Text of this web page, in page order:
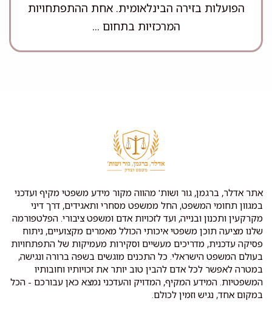
הפועלות בזירה הבינלאומית. אחת ההתפתחויות
המרכזיות בתחום ...
אתר אדלר, ברגמן, גור ושות' מהווה מקור מידע משפטי מקיף ועדכני
במגוון תחומי המשפט, החל ממשפט מסחרי ותאגידים, דרך דיני
מקרקעין ותכנון ובנייה, ועד לזכויות אדם ומשפט ציבורי. הפלטפורמה
שלנו מציעה תוכן משפטי איכותי הכולל מאמרים מקצועיים, ניתוח
פסיקה עדכנית, מדריכים מעשיים וסקירות מעמיקות של התפתחויות
בעולם המשפט הישראלי. כל התכנים מוגשים בשפה ברורה ונגישה,
במטרה לאפשר לכל אדם להבין טוב יותר את זכויותיו וחובותיו
המשפטיות. המידע המקיף, המדויק והעדכני נמצא כאן עבורכם - הכל
במקום אחד, נגיש וזמין לכולם.